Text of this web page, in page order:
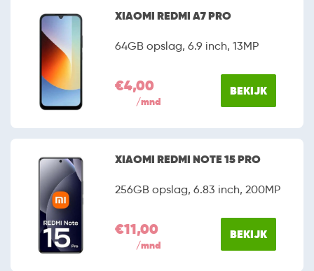
uitstekende prijs-kwaliteitsverhouding. Alhoewel de
fabrikant officieel nog niet in Nederland actief is, is het
niet moeilijk om een exemplaar te bemachtigen. Onder
meer Belsimpel en mobiel.nl hebben het merk
bijvoorbeeld al opgenomen in hun assortiment.
XIAOMI REDMI A7 PRO
64GB opslag, 6.9 inch, 13MP
€4,00
/mnd
BEKIJK
XIAOMI REDMI NOTE 15 PRO
256GB opslag, 6.83 inch, 200MP
€11,00
/mnd
BEKIJK